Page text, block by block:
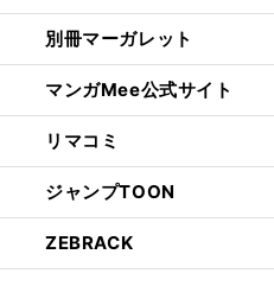
別冊マーガレット
マンガMee公式サイト
リマコミ
ジャンプTOON
ZEBRACK